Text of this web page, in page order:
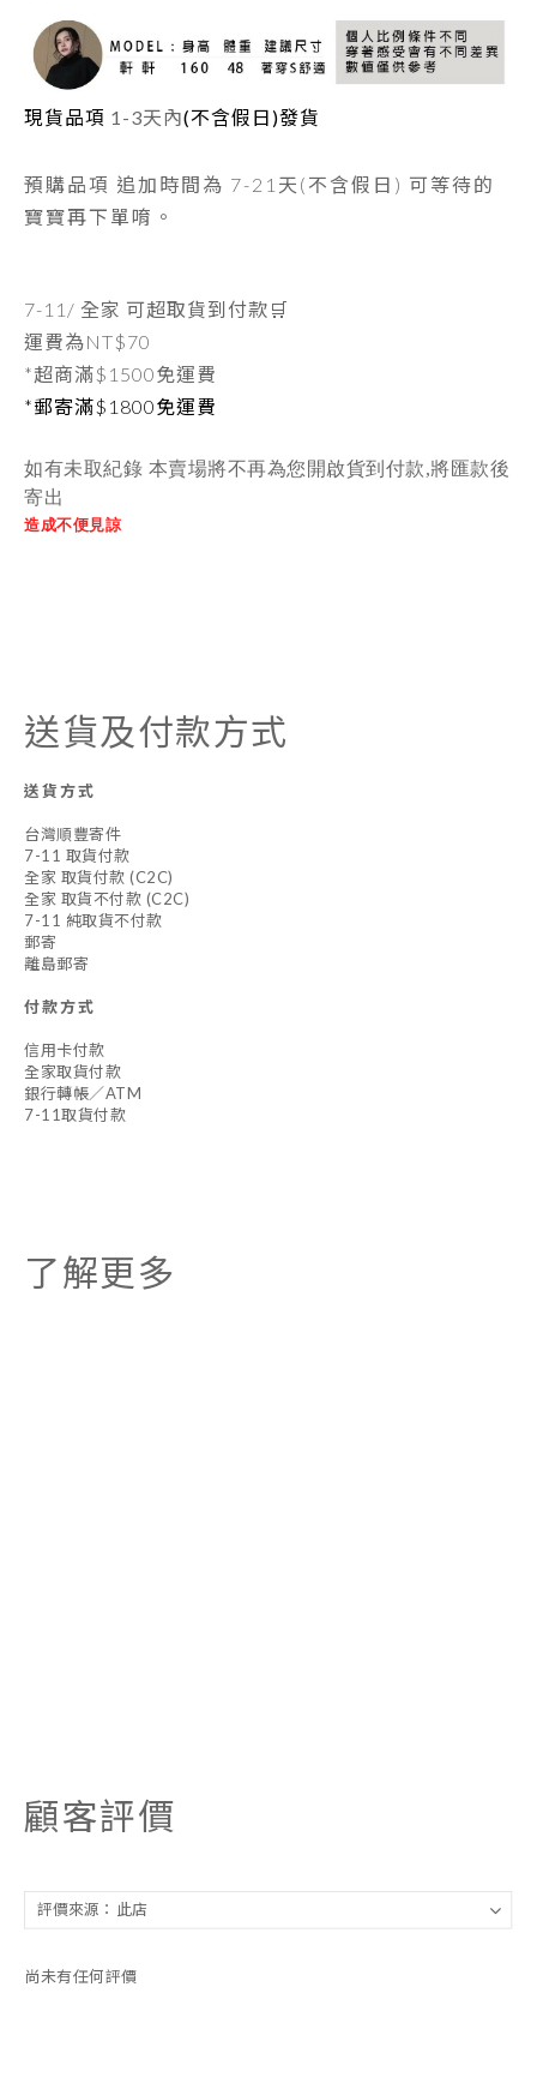
現貨品項 1-3天內(不含假日)發貨
預購品項 追加時間為 7-21天 (不含假日) 可等待的
寶寶再下單唷。
7-11/ 全家 可超取貨到付款🛒
運費為NT$70
*超商滿$1500免運費
*郵寄滿$1800免運費
如有未取紀錄 本賣場將不再為您開啟貨到付款,將匯款後
寄出
造成不便見諒
送貨及付款方式
送貨方式
台灣順豐寄件
7-11 取貨付款
全家 取貨付款 (C2C)
全家 取貨不付款 (C2C)
7-11 純取貨不付款
郵寄
離島郵寄
付款方式
信用卡付款
全家取貨付款
銀行轉帳／ATM
7-11取貨付款
了解更多
顧客評價
尚未有任何評價